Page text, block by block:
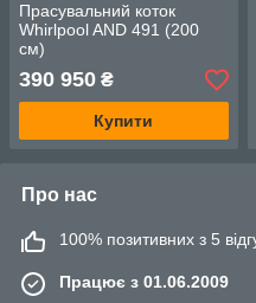
Прасувальний коток
Whirlpool AND 491 (200
см)
390 950 ₴
Купити
Про нас
100% позитивних з 5
Працює з 01.06.2009